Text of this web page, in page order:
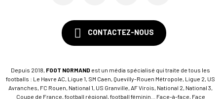
CONTACTEZ-NOUS
Depuis 2018, FOOT NORMAND est un média spécialisé qui traite de tous les
footballs : Le Havre AC, Ligue 1, SM Caen, Quevilly-Rouen Métropole, Ligue 2, US
Avranches, FC Rouen, National 1, US Granville, AF Virois, National 2, National 3,
Coupe de France, football régional, football féminin... Face-à-face, Face